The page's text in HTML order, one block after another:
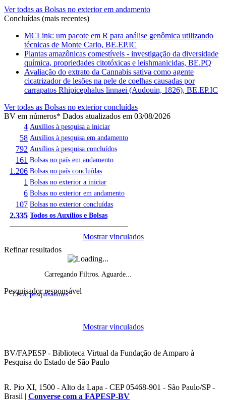
Ver todas as Bolsas no exterior em andamento
Concluídas (mais recentes)
MCLink: um pacote em R para análise genômica utilizando
técnicas de Monte Carlo, BE.EP.IC
Plantas amazônicas comestíveis - investigação da diversidade
química, propriedades citotóxicas e leishmanicidas, BE.PQ
Avaliação do extrato da Cannabis sativa como agente
cicatrizador de lesões na pele de coelhas causadas por
carrapatos Rhipicephalus linnaei (Audouin, 1826), BE.EP.IC
Ver todas as Bolsas no exterior concluídas
BV em números* Dados atualizados em 03/08/2026
4 Auxílios à pesquisa a iniciar
58 Auxílios à pesquisa em andamento
792 Auxílios à pesquisa concluídos
161 Bolsas no país em andamento
1.206 Bolsas no país concluídas
1 Bolsas no exterior a iniciar
6 Bolsas no exterior em andamento
107 Bolsas no exterior concluídas
2.335 Todos os Auxílios e Bolsas
Mostrar vinculados
Refinar resultados
Carregando Filtros. Aguarde...
Pesquisador responsável
Listar pesquisadores
Mostrar vinculados
BV/FAPESP - Biblioteca Virtual da Fundação de Amparo à
Pesquisa do Estado de São Paulo
R. Pio XI, 1500 - Alto da Lapa - CEP 05468-901 - São Paulo/SP -
Brasil | Converse com a FAPESP-BV